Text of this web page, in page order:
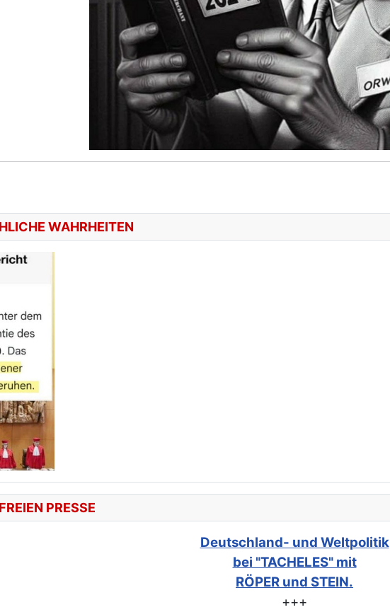
WAHRHEITEN
PRESSE
Deutschland- und Weltpolitik
bei "TACHELES" mit
RÖPER und STEIN.
+++